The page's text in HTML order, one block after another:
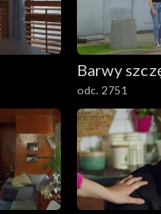
Barwy
odc. 2751